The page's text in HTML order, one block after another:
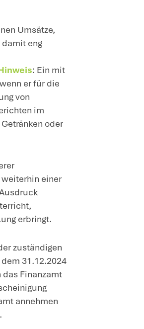
sind
eine
Bildungseinrichtung
1.1.2025 geändert
und
bei der Erteilung von
und beruflicher
Bildungsleistung
die damit eng
Umschulung sowie